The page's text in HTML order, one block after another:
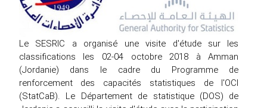
Le SESRIC a organisé une visite d'étude sur les
classifications les 02-04 octobre 2018 à Amman
(Jordanie) dans le cadre du Programme de
renforcement des capacités statistiques de l'OCI
(StatCaB). Le Département de statistique (DOS) de